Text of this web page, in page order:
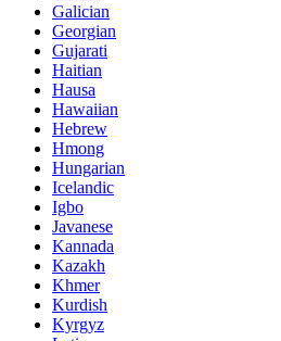
Galician
Georgian
Gujarati
Haitian
Hausa
Hawaiian
Hebrew
Hmong
Hungarian
Icelandic
Igbo
Javanese
Kannada
Kazakh
Khmer
Kurdish
Kyrgyz